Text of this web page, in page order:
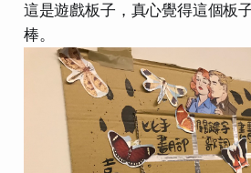
這是遊戲板子，真心覺得這個板
棒。